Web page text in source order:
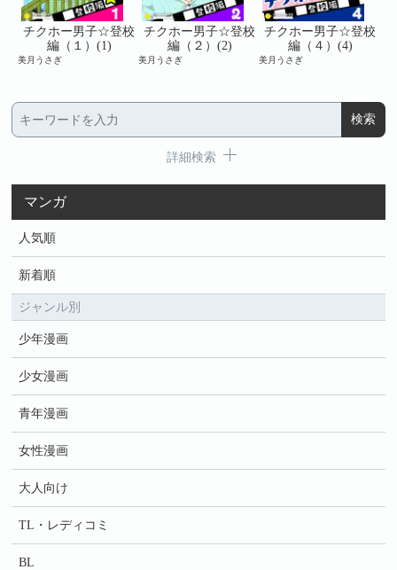
チクホー男子☆登校
編（１）(1)
美月うさぎ
チクホー男子☆登校
編（２）(2)
美月うさぎ
チクホー男子☆登校
編（４）(4)
美月うさぎ
詳細検索
マンガ
人気順
新着順
ジャンル別
少年漫画
少女漫画
青年漫画
女性漫画
大人向け
TL・レディコミ
BL